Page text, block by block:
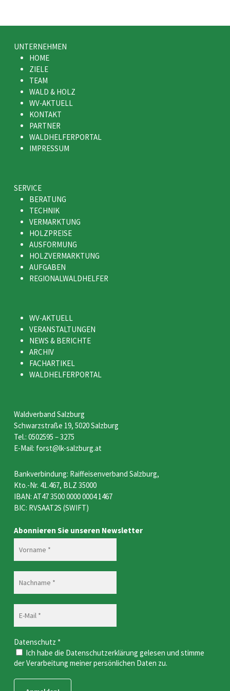
UNTERNEHMEN
HOME
ZIELE
TEAM
WALD & HOLZ
WV-AKTUELL
KONTAKT
PARTNER
WALDHELFERPORTAL
IMPRESSUM
SERVICE
BERATUNG
TECHNIK
VERMARKTUNG
HOLZPREISE
AUSFORMUNG
HOLZVERMARKTUNG
AUFGABEN
REGIONALWALDHELFER
WV-AKTUELL
VERANSTALTUNGEN
NEWS & BERICHTE
ARCHIV
FACHARTIKEL
WALDHELFERPORTAL
Waldverband Salzburg
Schwarzstraße 19, 5020 Salzburg
Tel.: 0502595 – 3275
E-Mail: forst@lk-salzburg.at
Bankverbindung: Raiffeisenverband Salzburg,
Kto.-Nr. 41.467, BLZ 35000
IBAN: AT47 3500 0000 0004 1467
BIC: RVSAAT2S (SWIFT)
Abonnieren Sie unseren Newsletter
Datenschutz *
Ich habe die Datenschutzerklärung gelesen und stimme
der Verarbeitung meiner persönlichen Daten zu.